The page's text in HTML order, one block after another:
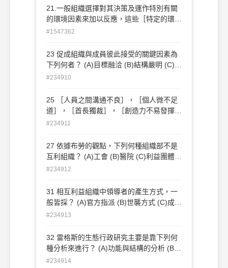
爭者，社會政治的，技術的因素(C)顧客，
供應者，競爭者，經濟的，文化的因素 (D)
21.一般組織選擇對其決策及運作特別有關
的環境因素來加以反應，這些［特定的環境
因素］包括？ (A)顧客，供應者，競爭者，
爭者，社會政治的，技術的因素(C)顧客，
供應者，競爭者，經濟的，文化的因素(D)
#1547362
23 促成組織與成員彼此接受的關鍵因素為
下列何者？ (A)目標融洽 (B)結構嚴明 (C)過
程恰當 (D)環境優異
#234910
25 ［人員之間溝通不良］，［個人微不足
道］，［首長獨裁］，［創造力不易發揮］
等現代組織的病像，是由何者引起的病像？
寡頭鐵律
#234911
27 依據布勞的觀點，下列何種組織部不是
互利組織？ (A)工會 (B)醫院 (C)利益團體
(D)職業工會
#234912
31 相互利益組織中領導者的產生方式，一
般皆採？ (A)官方指派 (B)世襲方式 (C)成員
互選 (D)公民投票
#234913
32 雷格斯的生態行政研究主要是靠下列何
種分析來進行？ (A)功能與結構的分析 (B)
生態的與動態的分析 (C)行動的與功能的分
#234914